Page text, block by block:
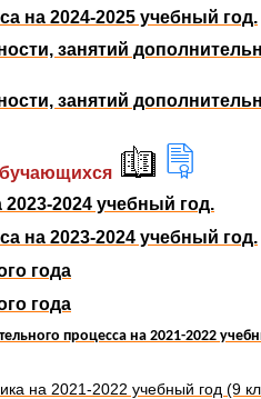
на 2024-2025 учебный год.
занятий
занятий
2024 учебный год.
на 2023-2024 учебный год.
года
года
процесса на 2021-2022
на 2021-2022 учебный год (9